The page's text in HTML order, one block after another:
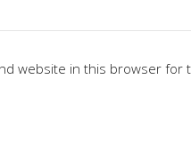
website in this browser for